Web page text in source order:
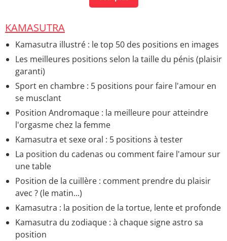
KAMASUTRA
Kamasutra illustré : le top 50 des positions en images
Les meilleures positions selon la taille du pénis (plaisir
garanti)
Sport en chambre : 5 positions pour faire l'amour en
se musclant
Position Andromaque : la meilleure pour atteindre
l'orgasme chez la femme
Kamasutra et sexe oral : 5 positions à tester
La position du cadenas ou comment faire l'amour sur
une table
Position de la cuillère : comment prendre du plaisir
avec ? (le matin...)
Kamasutra : la position de la tortue, lente et profonde
Kamasutra du zodiaque : à chaque signe astro sa
position